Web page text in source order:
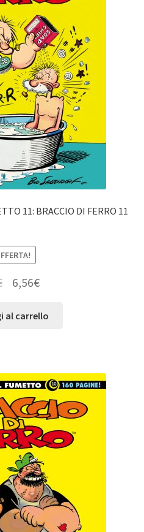
11: BRACCIO DI FERRO 11
6,56€
al carrello